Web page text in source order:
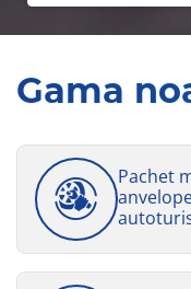
Gama
Pachet